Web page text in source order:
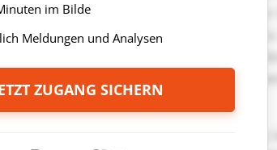
im Bilde
Meldungen und Analysen
ZUGANG SICHERN